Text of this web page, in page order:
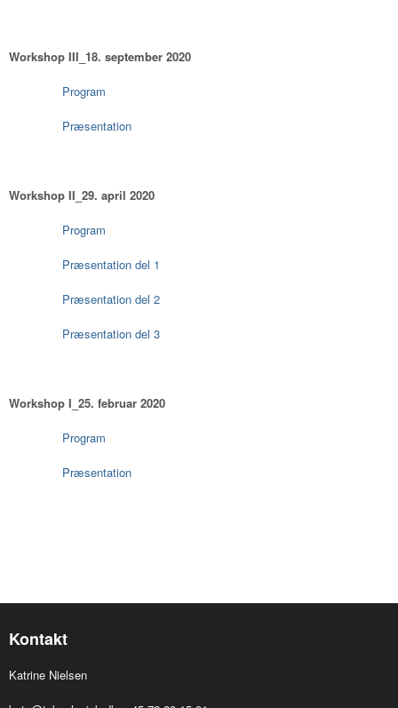
Workshop III_18. september 2020
Program
Præsentation
Workshop II_29. april 2020
Program
Præsentation del 1
Præsentation del 2
Præsentation del 3
Workshop I_25. februar 2020
Program
Præsentation
Kontakt
Katrine Nielsen